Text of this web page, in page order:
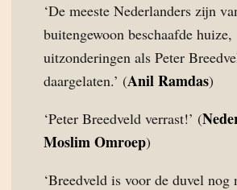
‘De meeste Nederlanders zijn
buitengewoon beschaafde huize,
uitzonderingen als Peter
daargelaten.’ (Anil Ramdas)
‘Peter Breedveld verrast!’ (
Moslim Omroep)
‘Breedveld is voor de duvel nog